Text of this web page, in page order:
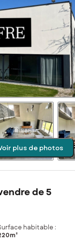
plus de photos
de 5
habitable :